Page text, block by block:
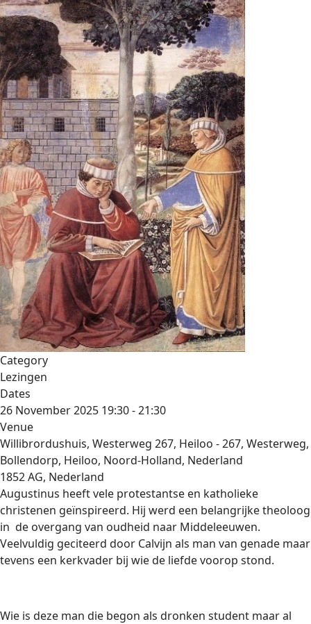
Category
Lezingen
Dates
26 November 2025 19:30-21:30
Venue
Willibrordushuis, Westerweg 267, Heiloo - 267, Westerweg,
Bollendorp, Heiloo, Noord-Holland, Nederland
1852 AG, Nederland
Augustinus heeft vele protestantse en katholieke
christenen geïnspireerd. Hij werd een belangrijke theoloog
in de overgang van oudheid naar Middeleeuwen.
Veelvuldig geciteerd door Calvijn als man van genade maar
tevens een kerkvader bij wie de liefde voorop stond.
Wie is deze man die begon als dronken student maar al